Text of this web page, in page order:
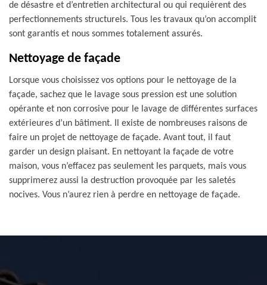
de désastre et d’entretien architectural ou qui requièrent des
perfectionnements structurels. Tous les travaux qu’on accomplit
sont garantis et nous sommes totalement assurés.
Nettoyage de façade
Lorsque vous choisissez vos options pour le nettoyage de la
façade, sachez que le lavage sous pression est une solution
opérante et non corrosive pour le lavage de différentes surfaces
extérieures d’un bâtiment. Il existe de nombreuses raisons de
faire un projet de nettoyage de façade. Avant tout, il faut
garder un design plaisant. En nettoyant la façade de votre
maison, vous n’effacez pas seulement les parquets, mais vous
supprimerez aussi la destruction provoquée par les saletés
nocives. Vous n’aurez rien à perdre en nettoyage de façade.